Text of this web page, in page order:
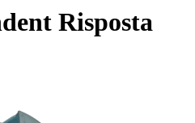
Risposta